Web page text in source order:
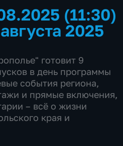
(11:30)
2025
готовит 9
в день программы
события региона,
и прямые включения,
– всё о жизни
края и